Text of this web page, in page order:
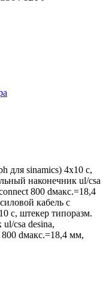
для sinamics) 4x10 c,
наконечник ul/csa
800 dмакс.=18,4
кабель с
c, штекер типоразм.
csa desina,
dмакс.=18,4 мм,